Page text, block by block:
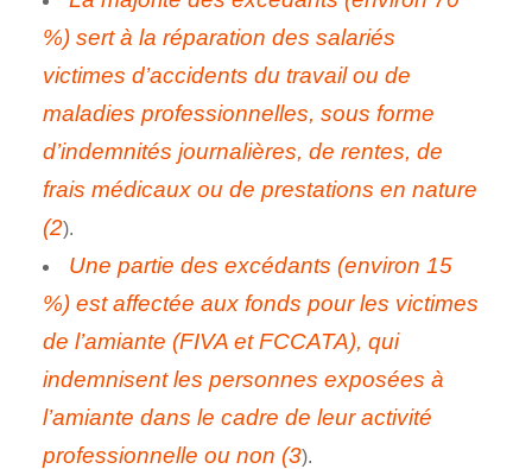
%) sert à la réparation des salariés
victimes d’accidents du travail ou de
maladies professionnelles, sous forme
d’indemnités journalières, de rentes, de
frais médicaux ou de prestations en nature
(2).
Une partie des excédants (environ 15
%) est affectée aux fonds pour les victimes
de l’amiante (FIVA et FCCATA), qui
indemnisent les personnes exposées à
l’amiante dans le cadre de leur activité
professionnelle ou non (3).